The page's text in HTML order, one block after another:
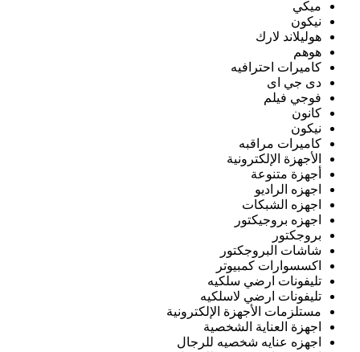
ميكي
نيكون
هوليلاند لارك
هوهم
كاميرات احترافيه
دى جي اى
فوجي فيلم
كانون
نيكون
كاميرات مراقبه
الأجهزة الإلكترونية
أجهزة متنوعة
اجهزه الراديو
اجهزه الشبكات
اجهزه بروجيكتور
بروجكتور
شاشات البروجكتور
اكسسوارات كمبيوتر
تليفونات ارضي سلكيه
تليفونات ارضي لاسلكيه
مستلزمات الأجهزة الإلكترونية
اجهزة العناية الشخصية
اجهزه عنايه شخصيه للرجال